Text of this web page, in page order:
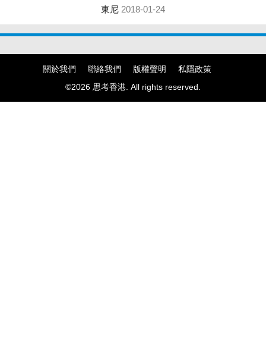
顯了中聯辦長期以來用「充滿神秘而低度
東尼 2018-01-24
關於我們 聯絡我們 版權聲明
私隱政策
©2026 思考香港. All rights reserved.